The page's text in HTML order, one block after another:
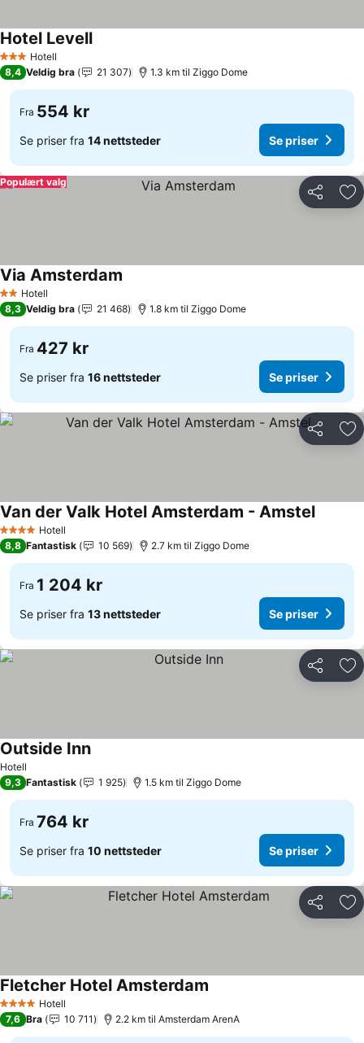
3 StjernerHotell
Hotel Levell
8,4 Veldig bra 21 307 1.3 km til Ziggo Dome
Fra 554 kr
Se priser fra 14 nettsteder Se priser
Del
Populært valg
2 Stjerner
Hotell
Via Amsterdam
8,3 Veldig bra 21 468 1.8 km til Ziggo Dome
Fra 427 kr
Se priser fra 16 nettsteder Se priser
Del
4 StjernerHotell
Van der Valk Hotel Amsterdam - Amstel
8,8 Fantastisk 10 569 2.7 km til Ziggo Dome
Fra 1 204 kr
Se priser fra 13 nettsteder Se priser
Del
Hotell
Outside Inn
9,3 Fantastisk 1 925 1.5 km til Ziggo Dome
Fra 764 kr
Se priser fra 10 nettsteder Se priser
Del
4 StjernerHotell
Fletcher Hotel Amsterdam
7,6 Bra 10 711 2.2 km til Amsterdam ArenA